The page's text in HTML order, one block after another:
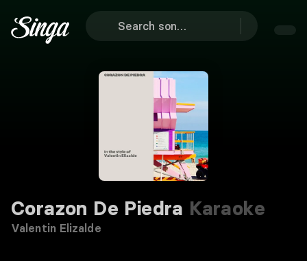
Corazon De Piedra Karaoke
Valentin Elizalde